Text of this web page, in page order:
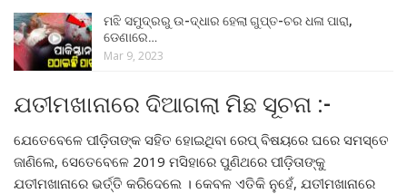
ମଝି ସମୁଦ୍ରରୁ ଉ-ଦ୍ଧାର ହେଲା ଗୁପ୍ତ-ଚର ଧଳା ପାରା,
ଡେଣାରେ…
Mar 9, 2023
ଯତୀମଖାନାରେ ଦିଆଗଲା ମିଛ ସୂଚନା :-
ଯେତେବେଳେ ପୀଡ଼ିତାଙ୍କ ସହିତ ହୋଇଥିବା ରେପ୍ ବିଷୟରେ ଘରେ ସମସ୍ତେ
ଜାଣିଲେ, ସେତେବେଳେ 2019 ମସିହାରେ ପୁଣିଥରେ ପୀଡ଼ିତାଙ୍କୁ
ଯତୀମଖାନାରେ ଭର୍ତ୍ତି କରିଦେଲେ । କେବଳ ଏତିକି ନୁହେଁ, ଯତୀମଖାନାରେ